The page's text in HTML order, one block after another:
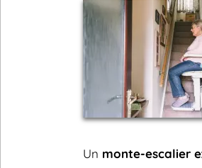
Un monte-escalier